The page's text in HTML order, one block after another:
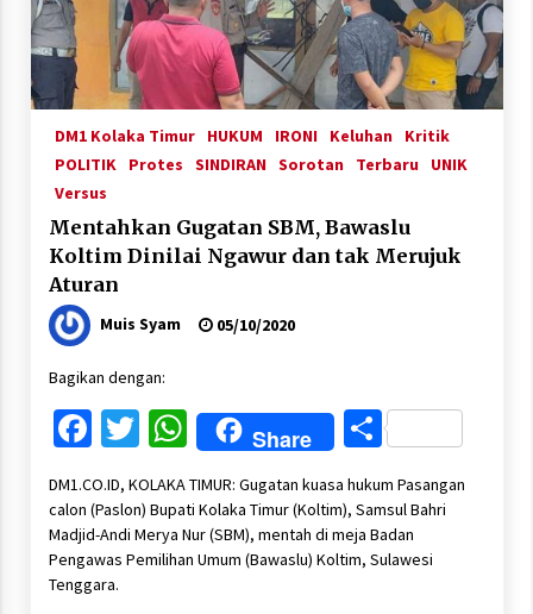
DM1 Kolaka Timur HUKUM IRONI Keluhan
Kritik
POLITIK
Protes SINDIRAN Sorotan Terbaru
UNIK
Versus
Mentahkan Gugatan SBM, Bawaslu
Koltim Dinilai Ngawur dan tak Merujuk
Aturan
Muis Syam 05/10/2020
Bagikan dengan:
Facebook
Twitter
WhatsApp
Share Share
DM1.CO.ID, KOLAKA TIMUR: Gugatan kuasa hukum Pasangan
calon (Paslon) Bupati Kolaka Timur (Koltim), Samsul Bahri
Madjid-Andi Merya Nur (SBM), mentah di meja Badan
Pengawas Pemilihan Umum (Bawaslu) Koltim, Sulawesi
Tenggara.